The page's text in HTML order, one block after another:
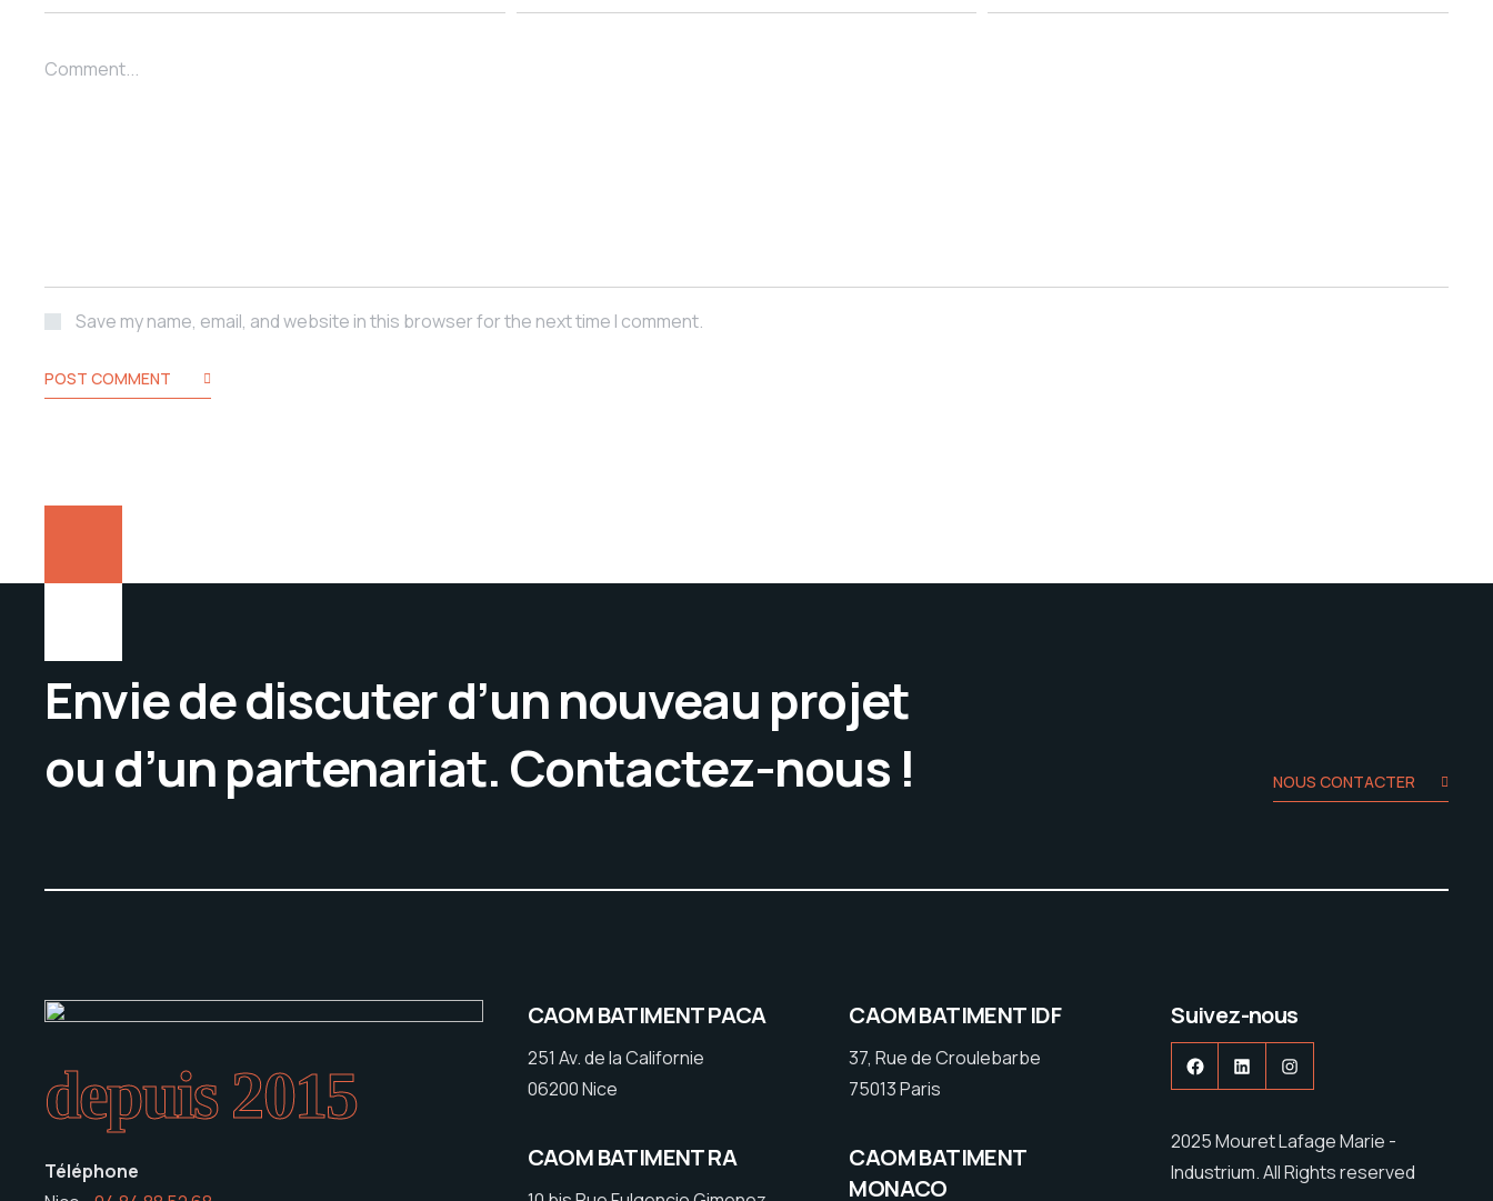
Comment...
Save my name, email, and website in this browser for the next time I comment.
POST COMMENT
Envie de discuter d’un nouveau projet
ou d’un partenariat. Contactez-nous !
NOUS CONTACTER
depuis 2015
Téléphone
CAOM BATIMENT PACA
251 Av. de la Californie
06200 Nice
CAOM BATIMENT RA
CAOM BATIMENT IDF
37, Rue de Croulebarbe
75013 Paris
CAOM BATIMENT
MONACO
Suivez-nous
Facebook
LinkedInInstagram
2025 Mouret Lafage Marie -
Industrium. All Rights reserved